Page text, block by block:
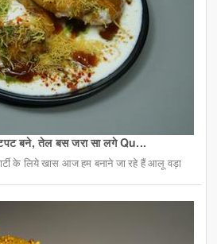
बने, तेल बस जरा सा लगे Qu...
के लिये खास आज हम बनाने जा रहे हैं आलू वड़ा